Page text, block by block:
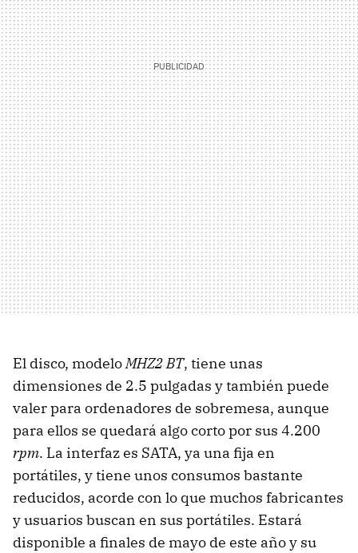
El disco, modeloMHZ2 BT, tiene unas
dimensiones de 2.5 pulgadas y también puede
valer para ordenadores de sobremesa, aunque
para ellos se quedará algo corto por sus 4.200
rpm. La interfaz es SATA, ya una fija en
portátiles, y tiene unos consumos bastante
reducidos, acorde con lo que muchos fabricantes
y usuarios buscan en sus portátiles. Estará
disponible a finales de mayo de este año y su